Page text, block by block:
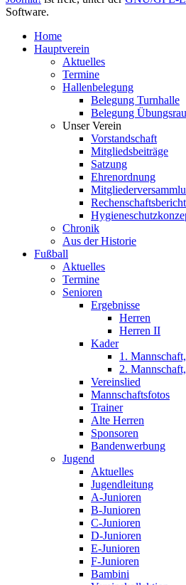
Software.
Home
Hauptverein
Aktuelles
Termine
Hallenbelegung
Belegung Turnhalle
Belegung
Unser Verein
Vorstandschaft
Mitgliedsbeiträge
Satzung
Ehrenordnung
Chronik
Aus der Historie
Fußball
Aktuelles
Termine
Senioren
Ergebnisse
Herren
Herren II
Kader
1.
2.
Vereinslied
Mannschaftsfotos
Trainer
Alte Herren
Sponsoren
Bandenwerbung
Jugend
Aktuelles
Jugendleitung
A-Junioren
B-Junioren
C-Junioren
D-Junioren
E-Junioren
F-Junioren
Bambini